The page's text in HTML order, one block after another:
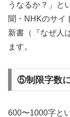
うなるか？」と
聞・NHKのサイ
新書（『なぜ人
ます。
⑤制限字数
600〜1000字と